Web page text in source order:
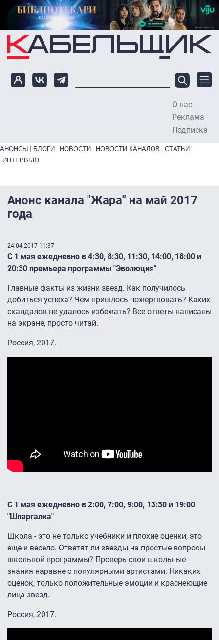
Перейти к основному содержанию
О нас
Реклама
Подписка
Primary links bottom
АНОНСЫ БЛОГИ НОВОСТИ НОВОСТИ КАНАЛОВ
СТАТЬИ
ИНТЕРВЬЮ
Анонс канала "Жара" на май 2017
года
24.04.2017 11:37
С 1 мая ежедневно в 4:30, 8:30, 11:30, 14:00, 18:00 и
20:30 премьера программы "Эволюция"
Главные факты из жизни звезд. Как получилось
добиться успеха? Чем пришлось пожертвовать? Каких
скандалов не удалось избежать? Все ответы написаны
на экране, просто читай.
Россия, 2017.
С 1 мая ежедневно в 2:00, 7:00, 9:00, 13:30 и 19:00
"Шпаргалка"
Школа - это не только учебники и плохие оценки, это
еще и весело. Ответят ли звезды на простые вопросы
школьной программы? Проверь свои школьные
знания наравне с популярными артистами. Никаких
оценок, только положительные эмоции и краснеющие
лица звезд.
Россия, 2017.